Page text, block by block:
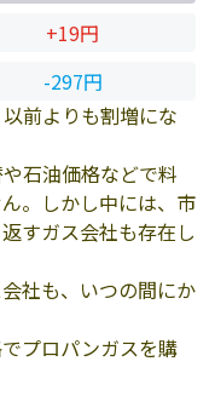
+19円
-297円
前よりも割増にな
石油価格などで料
。しかし中には、市
すガス会社も存在し
社も、いつの間にか
プロパンガスを購